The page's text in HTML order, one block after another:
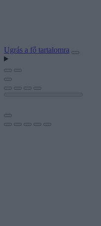
Ugrás a fő tartalomra